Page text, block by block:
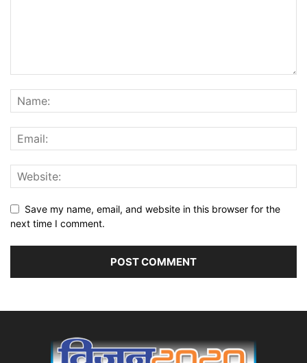
Save my name, email, and website in this browser for the
next time I comment.